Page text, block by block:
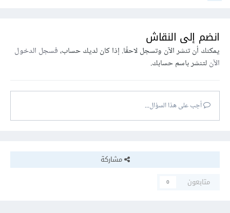
انضم إلى النقاش
يمكنك أن تنشر الآن وتسجل لاحقًا. إذا كان لديك حساب،فسجل الدخول
الآنلتنشر باسم حسابك.
أجب على هذا السؤال...
مشاركة
متابعون
0